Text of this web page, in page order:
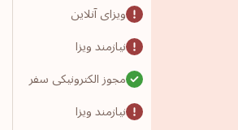
ویزای آنلاین
نیازمند ویزا
مجوز الکترونیکی سفر
نیازمند ویزا